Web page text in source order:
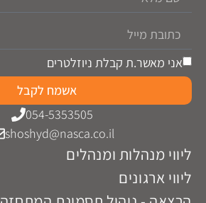
ליווי מנהלות ומנהלים
ליווי ארגונים
אני מאשר.ת קבלת ניוזלטרים
אשמח לקבל
054-5353505
shoshyd@nasca.co.il